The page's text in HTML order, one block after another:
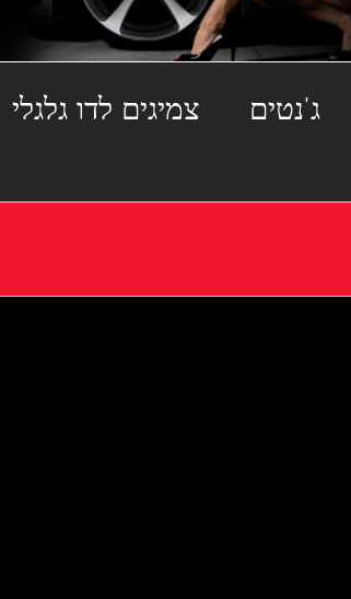
ג'נטים צמיגים לדו גלגלי